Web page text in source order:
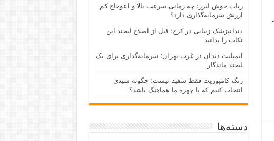
ربات جوش لیزر؛ چه زمانی سرعت بالا و اعوجاج کم
ارزش سرمایه‌گذاری دارد؟
دندانپزشک زیبایی در کرج؛ قبل از اصلاح لبخند این
نکات را بدانید
ایمپلنت دندان در غرب تهران؛ سرمایه‌گذاری برای یک
لبخند ماندگار
رنگ کامپوزیت فقط سفید نیست؛ چگونه شیدی
انتخاب کنیم که با چهره ما هماهنگ باشد؟
دسته‌ها